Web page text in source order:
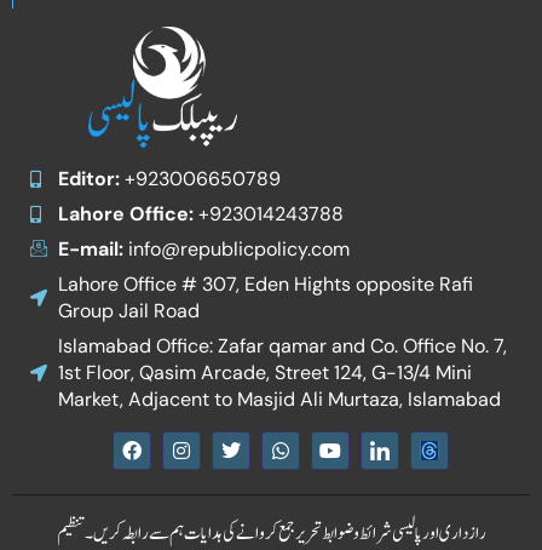
Editor:+923006650789
Lahore Office:+923014243788
E-mail:info@republicpolicy.com
Lahore Office # 307, Eden Hights opposite Rafi
Group Jail Road
Islamabad Office: Zafar qamar and Co. Office No. 7,
1st Floor, Qasim Arcade, Street 124, G-13/4 Mini
Market, Adjacent to Masjid Ali Murtaza, Islamabad
F
a
e
o
I
n
t
g
T
w
t
t
e
W
h
t
s
a
Y
o
t
b
I
c
n
-
l
تنظیمہم سے رابطہ کریں۔تحریر جمع کروانے کی ہدایاتشرائط و ضوابطرازداری اور پالیسی